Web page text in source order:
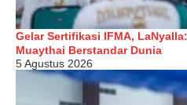
Gelar Sertifikasi IFMA,
Muaythai Berstandar Dunia
5 Agustus 2026